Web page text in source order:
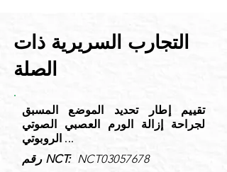
التجارب السريرية ذات
الصلة
تقييم إطار تحديد الموضع المسبق
لجراحة إزالة الورم العصبي الصوتي
الروبوتي ...
رقم NCT: NCT03057678